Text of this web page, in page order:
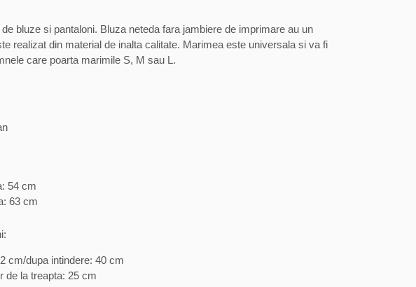
bluze si pantaloni. Bluza neteda fara jambiere de imprimare au un
realizat din material de inalta calitate. Marimea este universala si va fi
care poarta marimile S, M sau L.
54 cm
63 cm
cm/dupa intindere: 40 cm
de la treapta: 25 cm